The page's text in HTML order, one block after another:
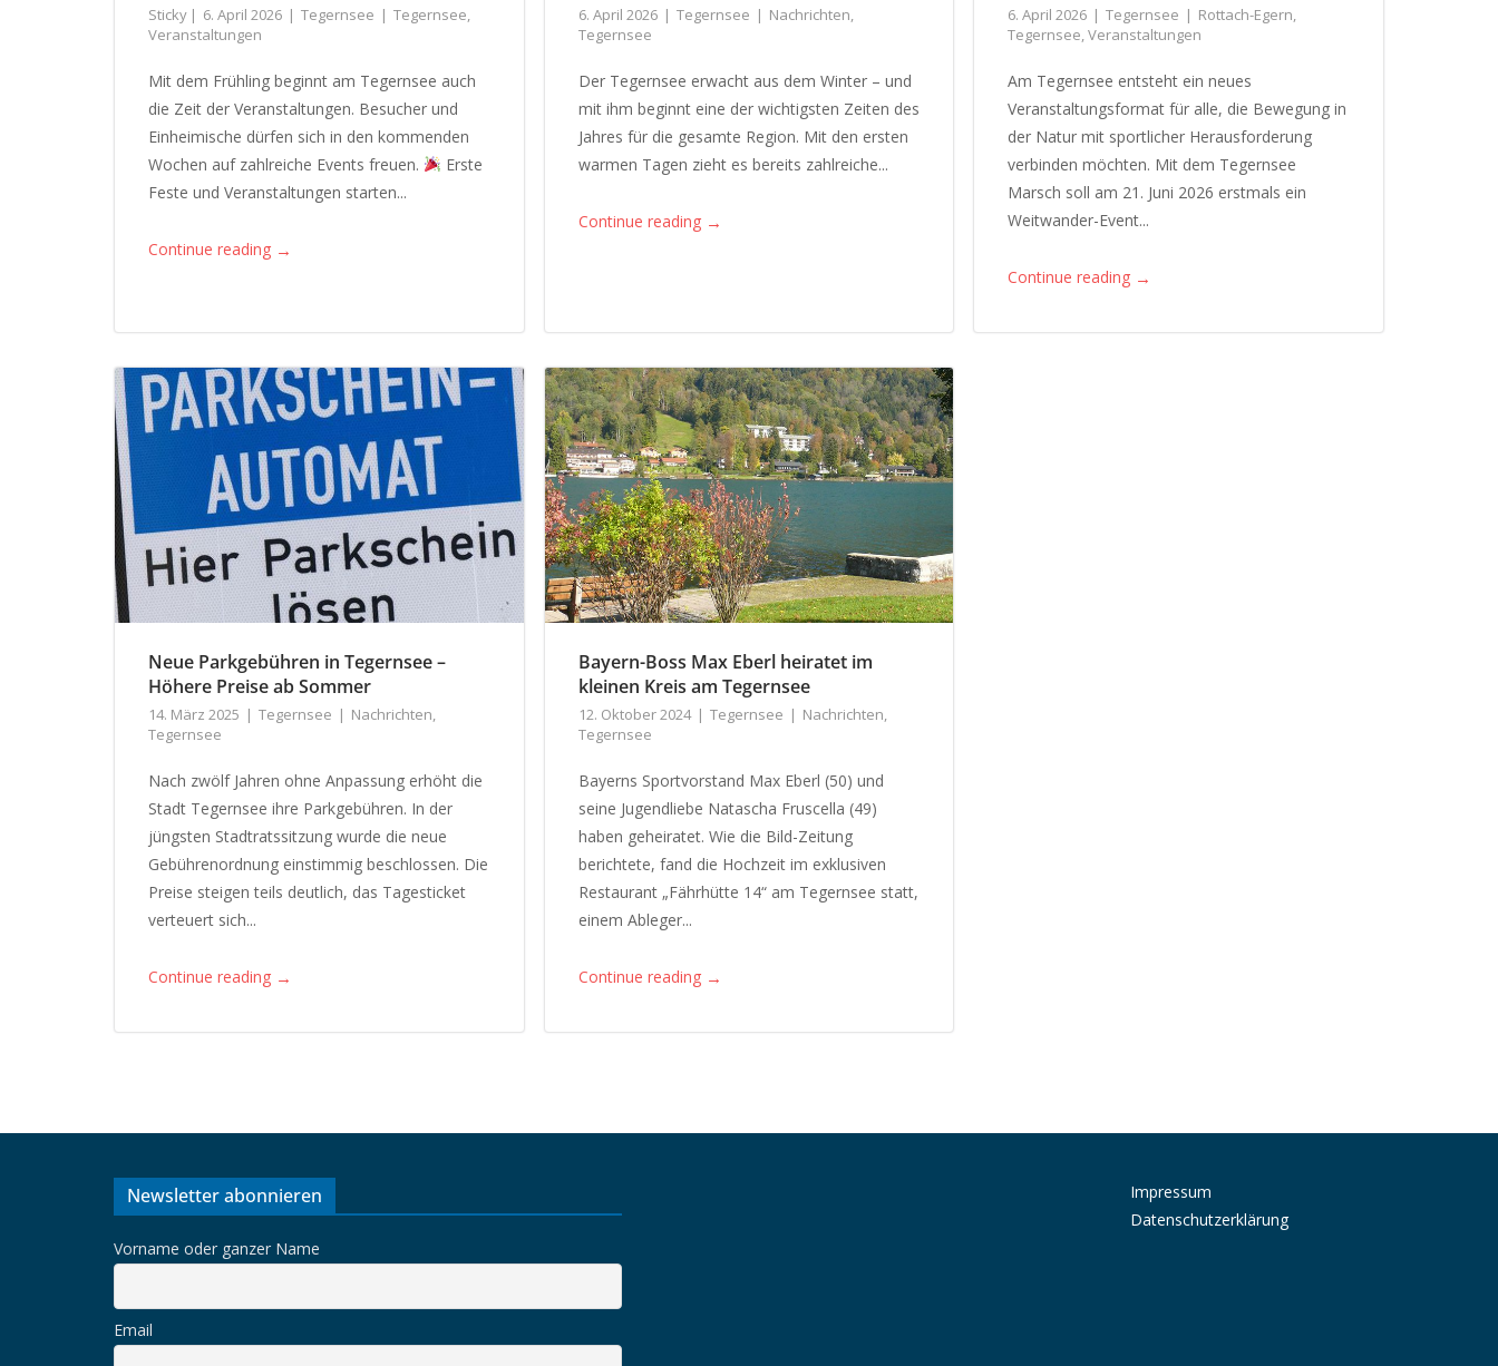
Sticky 6. April 2026 Tegernsee Tegernsee,
Veranstaltungen
Mit dem Frühling beginnt am Tegernsee auch
die Zeit der Veranstaltungen. Besucher und
Einheimische dürfen sich in den kommenden
Wochen auf zahlreiche Events freuen.
Erste
Feste und Veranstaltungen starten...
Continue reading →
6. April 2026 Tegernsee Nachrichten,
Tegernsee
Der Tegernsee erwacht aus dem Winter – und
mit ihm beginnt eine der wichtigsten Zeiten des
Jahres für die gesamte Region. Mit den ersten
warmen Tagen zieht es bereits zahlreiche...
Continue reading →
6. April 2026 Tegernsee Rottach-Egern,
Tegernsee,Veranstaltungen
Am Tegernsee entsteht ein neues
Veranstaltungsformat für alle, die Bewegung in
der Natur mit sportlicher Herausforderung
verbinden möchten. Mit dem Tegernsee
Marsch soll am 21. Juni 2026 erstmals ein
Weitwander-Event...
Continue reading →
Neue Parkgebühren in Tegernsee –
Höhere Preise ab Sommer
14. März 2025 Tegernsee Nachrichten,
Tegernsee
Nach zwölf Jahren ohne Anpassung erhöht die
Stadt Tegernsee ihre Parkgebühren. In der
jüngsten Stadtratssitzung wurde die neue
Gebührenordnung einstimmig beschlossen. Die
Preise steigen teils deutlich, das Tagesticket
verteuert sich...
Continue reading →
Bayern-Boss Max Eberl heiratet im
kleinen Kreis am Tegernsee
12. Oktober 2024 Tegernsee Nachrichten,
Tegernsee
Bayerns Sportvorstand Max Eberl (50) und
seine Jugendliebe Natascha Fruscella (49)
haben geheiratet. Wie die Bild-Zeitung
berichtete, fand die Hochzeit im exklusiven
Restaurant „Fährhütte 14“ am Tegernsee statt,
einem Ableger...
Continue reading →
Newsletter abonnieren
Vorname oder ganzer Name
Email
Impressum
Datenschutzerklärung